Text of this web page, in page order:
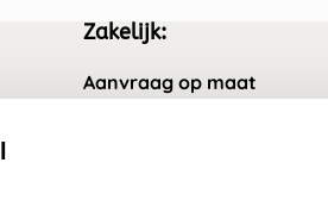
Zakelijk:
Aanvraag op maat